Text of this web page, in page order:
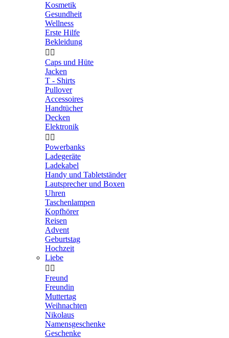
Kosmetik
Gesundheit
Wellness
Erste Hilfe
Bekleidung
 
Caps und Hüte
Jacken
T - Shirts
Pullover
Accessoires
Handtücher
Decken
Elektronik
 
Powerbanks
Ladegeräte
Ladekabel
Handy und Tabletständer
Lautsprecher und Boxen
Uhren
Taschenlampen
Kopfhörer
Reisen
Advent
Geburtstag
Hochzeit
Liebe
 
Freund
Freundin
Muttertag
Weihnachten
Nikolaus
Namensgeschenke
Geschenke